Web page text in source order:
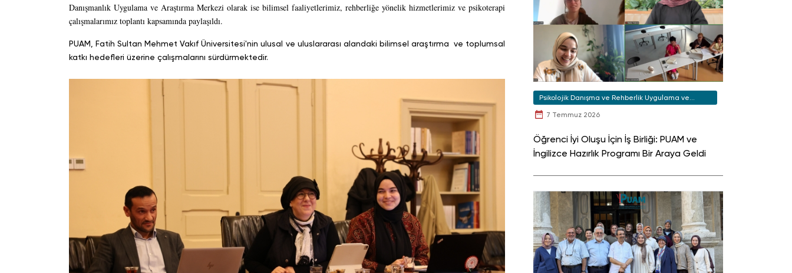
Danışmanlık Uygulama ve Araştırma Merkezi olarak ise bilimsel faaliyetlerimiz, rehberliğe yönelik hizmetlerimiz ve psikoterapi
çalışmalarımız toplantı kapsamında paylaşıldı.
PUAM, Fatih Sultan Mehmet Vakıf Üniversitesi'nin ulusal ve uluslararası alandaki bilimsel araştırma ve toplumsal
katkı hedefleri üzerine çalışmalarını sürdürmektedir.
Psikolojik Danışma ve Rehberlik Uygulama ve
Araştırma Merkezi
7 Temmuz 2026
Öğrenci İyi Oluşu İçin İş Birliği: PUAM ve
İngilizce Hazırlık Programı Bir Araya Geldi